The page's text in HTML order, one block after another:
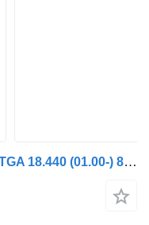
Furtun flexibil aspirare aer MAN TGA 18.440 (01.00-) 81082010517 pentru camion MAN 4-series, TGA (1993-2009)